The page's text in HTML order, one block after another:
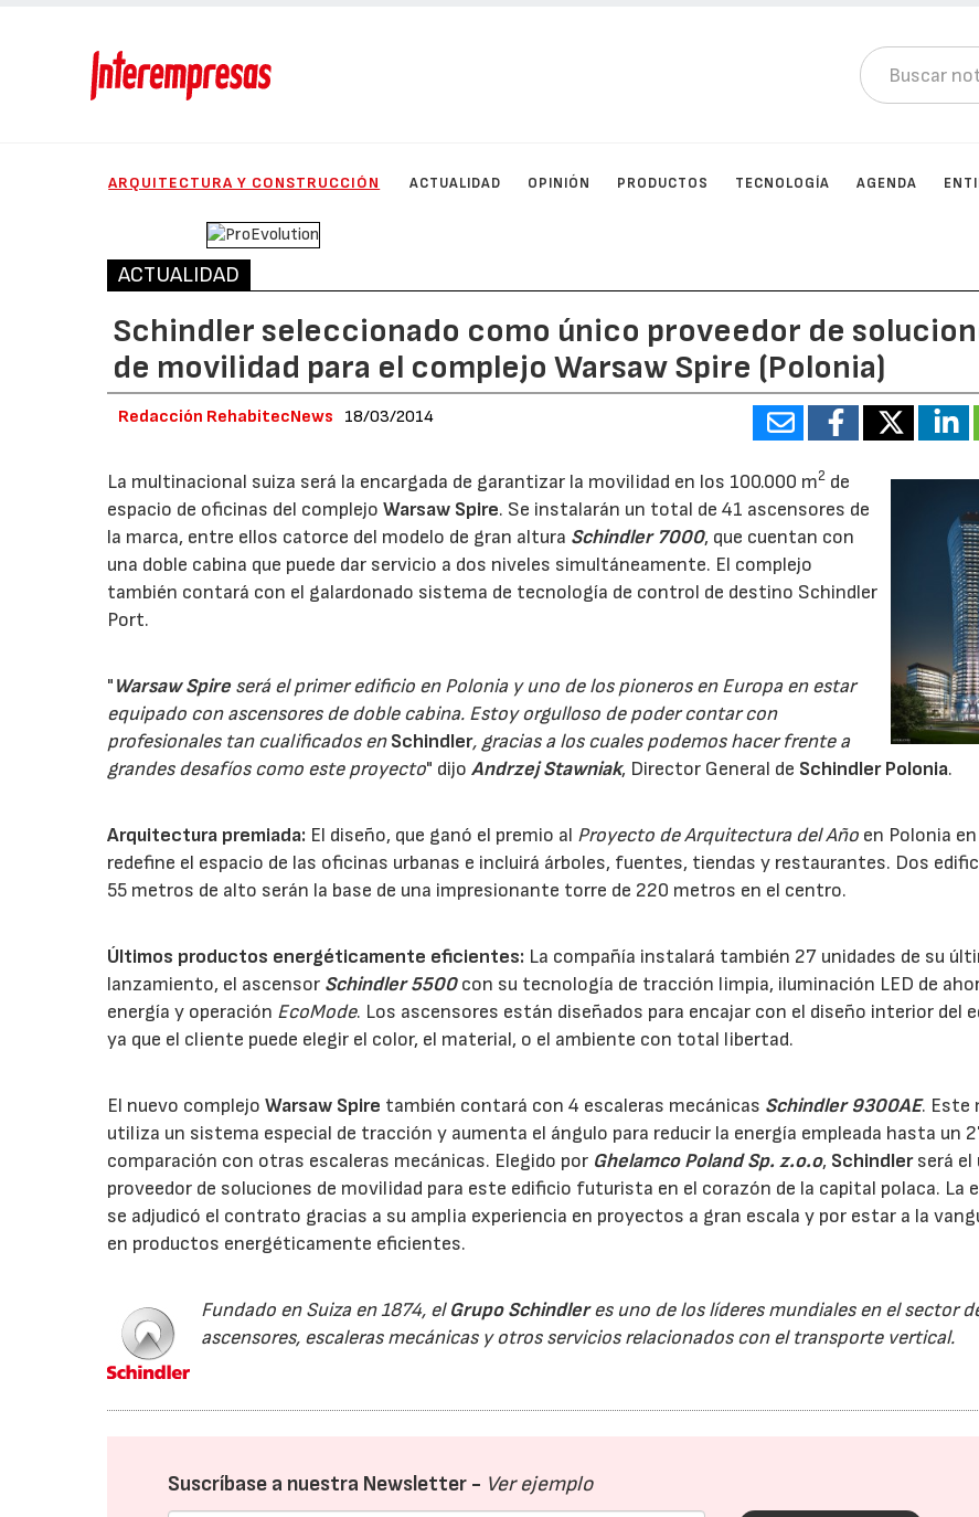
ARQUITECTURA Y CONSTRUCCIÓN ACTUALIDAD OPINIÓN PRODUCTOS TECNOLOGÍA AGENDA
ACTUALIDAD
Schindler seleccionado como único proveedor de
de movilidad para el complejo Warsaw Spire (Polonia)
Redacción RehabitecNews 18/03/2014
La multinacional suiza será la encargada de garantizar la movilidad en los 100.000 m2 de
espacio de oficinas del complejoWarsaw Spire. Se instalarán un total de 41 ascensores de
la marca, entre ellos catorce del modelo de gran altura Schindler 7000, que cuentan con
una doble cabina que puede dar servicio a dos niveles simultáneamente. El complejo
también contará con el galardonado sistema de tecnología de control de destino Schindler
Port.
"Warsaw Spireserá el primer edificio en Polonia y uno de los pioneros en Europa en estar
equipado con ascensores de doble cabina. Estoy orgulloso de poder contar con
profesionales tan cualificados enSchindler, gracias a los cuales podemos hacer frente a
grandes desafíos como este proyecto" dijoAndrzej Stawniak, Director General de Schindler Polonia.
Arquitectura premiada: El diseño, que ganó el premio al Proyecto de Arquitectura del Año en Polonia
redefine el espacio de las oficinas urbanas e incluirá árboles, fuentes, tiendas y restaurantes. Dos
55 metros de alto serán la base de una impresionante torre de 220 metros en el centro.
Últimos productos energéticamente eficientes: La compañía instalará también 27 unidades de su
lanzamiento, el ascensor Schindler 5500con su tecnología de tracción limpia, iluminación LED de
energía y operación EcoMode. Los ascensores están diseñados para encajar con el diseño interior del
ya que el cliente puede elegir el color, el material, o el ambiente con total libertad.
El nuevo complejoWarsaw Spire también contará con 4 escaleras mecánicas Schindler 9300AE. Este
utiliza un sistema especial de tracción y aumenta el ángulo para reducir la energía empleada hasta un
comparación con otras escaleras mecánicas. Elegido por GhelamcoPoland Sp. z.o.o, Schindlerserá el
proveedor de soluciones de movilidad para este edificio futurista en el corazón de la capital polaca. La
se adjudicó el contrato gracias a su amplia experiencia en proyectos a gran escala y por estar a la
en productos energéticamente eficientes.
Fundado en Suiza en 1874, elGrupo Schindleres uno de los líderes mundiales en el sector
ascensores, escaleras mecánicas y otros servicios relacionados con el transporte vertical.
Suscríbase a nuestra Newsletter - Ver ejemplo